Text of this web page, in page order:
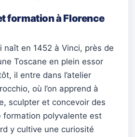
formation à Florence
naît en 1452 à Vinci, près de
Toscane en plein essor
il entre dans l’atelier
où l’on apprend à
sculpter et concevoir des
formation polyvalente est
y cultive une curiosité